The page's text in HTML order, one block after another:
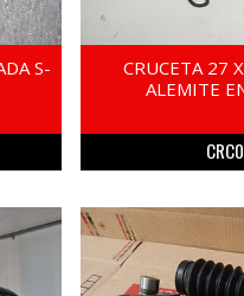
S-
CRUCETA 27
ALEMITE